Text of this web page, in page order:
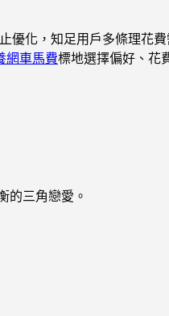
優化，知足用戶多條理花
網車馬費標地選擇偏好、花
的三角戀愛。